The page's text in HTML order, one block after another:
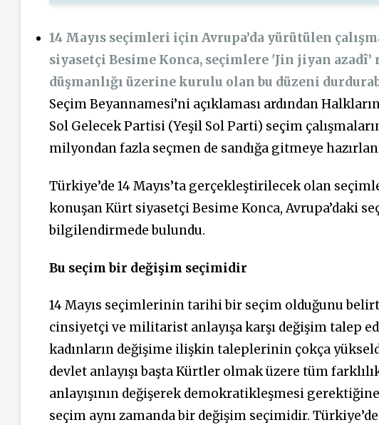
14 Mayıs seçimleri için Avrupa’da yürütülen
siyasetçi Besime Konca, seçimlere 'Jin jiyan
düşmanlığı üzerine kurulu olan bu düzeni
Seçim Beyannamesi’ni açıklaması ardından
Sol Gelecek Partisi (Yeşil Sol Parti) seçim
milyondan fazla seçmen de sandığa gitmeye
Türkiye’de 14 Mayıs’ta gerçekleştirilecek olan
konuşan Kürt siyasetçi Besime Konca, Avrupa’daki
bilgilendirmede bulundu.
Bu seçim bir değişim seçimidir
14 Mayıs seçimlerinin tarihi bir seçim olduğunu
cinsiyetçi ve militarist anlayışa karşı değişim talep
kadınların değişime ilişkin taleplerinin çokça
devlet anlayışı başta Kürtler olmak üzere tüm
anlayışının değişerek demokratikleşmesi
seçim aynı zamanda bir değişim seçimidir.